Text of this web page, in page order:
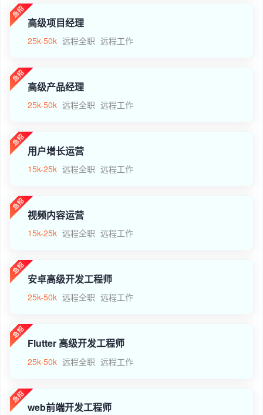
高级项目经理
25k-50k 远程全职 远程工作
高级产品经理
25k-50k 远程全职 远程工作
用户增长运营
15k-25k 远程全职 远程工作
视频内容运营
15k-25k 远程全职 远程工作
安卓高级开发工程师
25k-50k 远程全职 远程工作
Flutter 高级开发工程师
25k-50k 远程全职 远程工作
web前端开发工程师